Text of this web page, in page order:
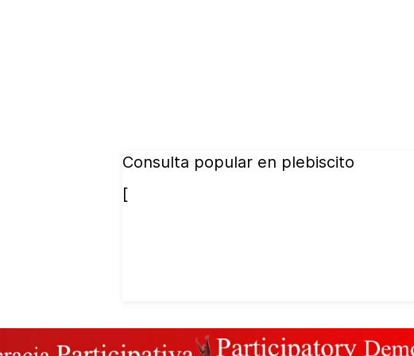
Consulta popular en plebiscito
[